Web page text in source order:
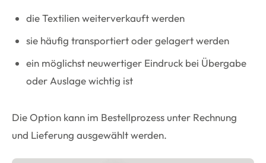
die Textilien weiterverkauft werden
sie häufig transportiert oder gelagert werden
ein möglichst neuwertiger Eindruck bei Übergabe
oder Auslage wichtig ist
Die Option kann im Bestellprozess unter Rechnung
und Lieferung ausgewählt werden.